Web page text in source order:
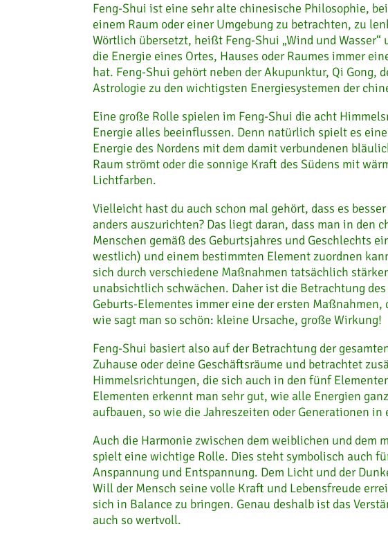
Feng-Shui ist eine sehr alte chinesische Philosophie,
einem Raum oder einer Umgebung zu betrachten, zu
Wörtlich übersetzt, heißt Feng-Shui „Wind und
die Energie eines Ortes, Hauses oder Raumes immer
hat. Feng-Shui gehört neben der Akupunktur, Qi Gong,
Astrologie zu den wichtigsten Energiesystemen der
Eine große Rolle spielen im Feng-Shui die acht
Energie alles beeinflussen. Denn natürlich spielt es
Energie des Nordens mit dem damit verbundenen
Raum strömt oder die sonnige Kraft des Südens mit
Lichtfarben.
Vielleicht hast du auch schon mal gehört, dass es
anders auszurichten? Das liegt daran, dass man in den
Menschen gemäß des Geburtsjahres und Geschlechts
westlich) und einem bestimmten Element zuordnen
sich durch verschiedene Maßnahmen tatsächlich
unabsichtlich schwächen. Daher ist die Betrachtung
Geburts-Elementes immer eine der ersten
wie sagt man so schön: kleine Ursache, große Wirkung!
Feng-Shui basiert also auf der Betrachtung der
Zuhause oder deine Geschäftsräume und betrachtet
Himmelsrichtungen, die sich auch in den fünf
Elementen erkennt man sehr gut, wie alle Energien
aufbauen, so wie die Jahreszeiten oder Generationen in
Auch die Harmonie zwischen dem weiblichen und dem
spielt eine wichtige Rolle. Dies steht symbolisch auch
Anspannung und Entspannung. Dem Licht und der
Will der Mensch seine volle Kraft und Lebensfreude
sich in Balance zu bringen. Genau deshalb ist das
auch so wertvoll.